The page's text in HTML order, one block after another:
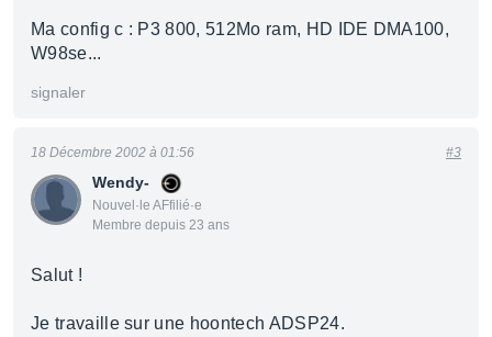
Ma config c : P3 800, 512Mo ram, HD IDE DMA100,
W98se...
signaler
Wendy-
Nouvel·le AFfilié·e
Membre depuis 23 ans
18 Décembre 2002 à 01:56 #3
Salut !
Je travaille sur une hoontech ADSP24.